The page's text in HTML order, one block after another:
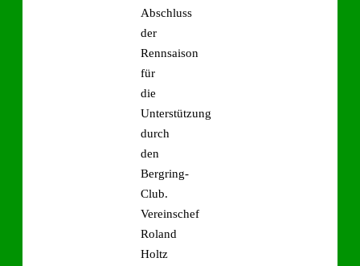
Abschluss
der
Rennsaison
für
die
Unterstützung
durch
den
Bergring-
Club.
Vereinschef
Roland
Holtz